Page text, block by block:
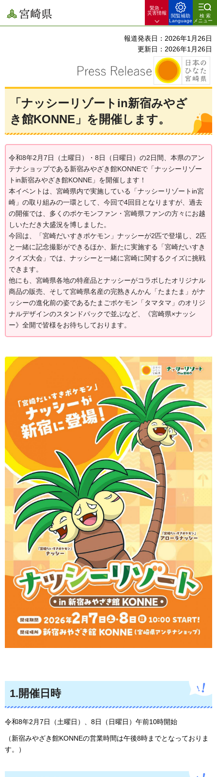
宮崎県
緊急・
災害情報
閲覧補助
Language
検索
メニュー
報道発表日：2026年1月26日
更新日：2026年1月26日
「ナッシーリゾートin新宿みやざ
き館KONNE」を開催します。
令和8年2月7日（土曜日）・8日（日曜日）の2日間、本県のアン
テナショップである新宿みやざき館KONNEで「ナッシーリゾー
トin新宿みやざき館KONNE」を開催します！
本イベントは、宮崎県内で実施している「ナッシーリゾートin宮
崎」の取り組みの一環として、今回で4回目となりますが、過去
の開催では、多くのポケモンファン・宮崎県ファンの方々にお越
しいただき大盛況を博しました。
今回は、「宮崎だいすきポケモン」ナッシーが2匹で登場し、2匹
と一緒に記念撮影ができるほか、新たに実施する「宮崎だいすき
クイズ大会」では、ナッシーと一緒に宮崎に関するクイズに挑戦
できます。
他にも、宮崎県各地の特産品とナッシーがコラボしたオリジナル
商品の販売、そして宮崎県名産の完熟きんかん「たまたま」がナ
ッシーの進化前の姿であるたまごポケモン「タマタマ」のオリジ
ナルデザインのスタンドパックで並ぶなど、《宮崎県×ナッシ
ー》全開で皆様をお待ちしております。
1.開催日時
令和8年2月7日（土曜日）、8日（日曜日）午前10時開始
（新宿みやざき館KONNEの営業時間は午後8時までとなっておりま
す。）